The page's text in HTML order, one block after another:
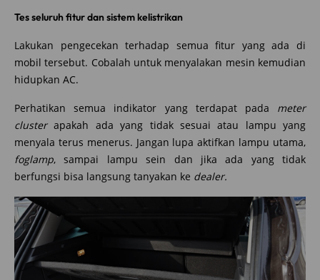
Tes seluruh fitur dan sistem kelistrikan
Lakukan pengecekan terhadap semua fitur yang ada di
mobil tersebut. Cobalah untuk menyalakan mesin kemudian
hidupkan AC.
Perhatikan semua indikator yang terdapat pada meter
clusterapakah ada yang tidak sesuai atau lampu yang
menyala terus menerus. Jangan lupa aktifkan lampu utama,
foglamp, sampai lampu sein dan jika ada yang tidak
berfungsi bisa langsung tanyakan ke dealer.